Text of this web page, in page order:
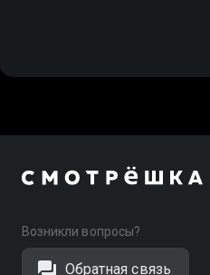
Возникли вопросы?
Обратная связь